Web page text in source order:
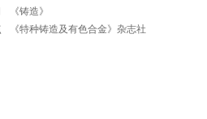
《铸造》
《特种铸造及有色合金》杂志社